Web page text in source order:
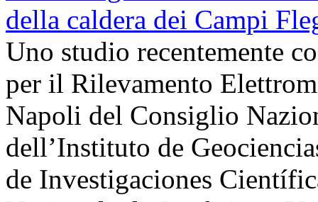
Uno studio recentemente
per il Rilevamento
Napoli del Consiglio
dell’Instituto de
de Investigaciones